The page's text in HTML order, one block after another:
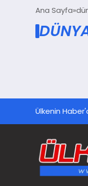
Ana Sayfa
Ülkenin